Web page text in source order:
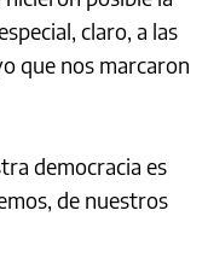
claro, a las
que nos marcaron
democracia es
de nuestros